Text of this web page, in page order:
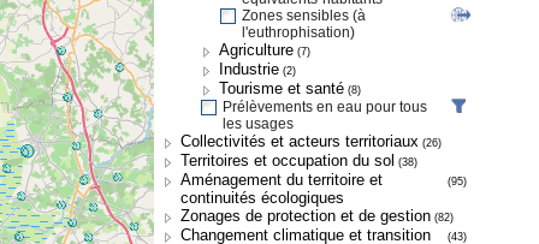
Zones sensibles (à
l'euthrophisation)
Agriculture (7)
Industrie (2)
Tourisme et santé (8)
Prélèvements en eau pour tous
les usages
Collectivités et acteurs territoriaux (26)
Territoires et occupation du sol (38)
Aménagement du territoire et
continuités écologiques
(95)
Zonages de protection et de gestion (82)
Changement climatique et transition (43)